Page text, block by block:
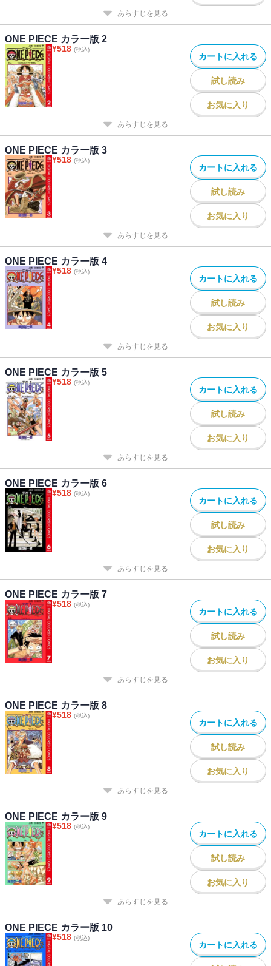
あらすじを見る
ONE PIECE カラー版 2
¥518 (税込)
カートに入れる
試し読み
お気に入り
あらすじを見る
ONE PIECE カラー版 3
¥518 (税込)
カートに入れる
試し読み
お気に入り
あらすじを見る
ONE PIECE カラー版 4
¥518 (税込)
カートに入れる
試し読み
お気に入り
あらすじを見る
ONE PIECE カラー版 5
¥518 (税込)
カートに入れる
試し読み
お気に入り
あらすじを見る
ONE PIECE カラー版 6
¥518 (税込)
カートに入れる
試し読み
お気に入り
あらすじを見る
ONE PIECE カラー版 7
¥518 (税込)
カートに入れる
試し読み
お気に入り
あらすじを見る
ONE PIECE カラー版 8
¥518 (税込)
カートに入れる
試し読み
お気に入り
あらすじを見る
ONE PIECE カラー版 9
¥518 (税込)
カートに入れる
試し読み
お気に入り
あらすじを見る
ONE PIECE カラー版 10
¥518 (税込)
カートに入れる